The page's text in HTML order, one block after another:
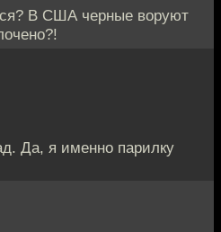
В США черные воруют
Да, я именно парилку